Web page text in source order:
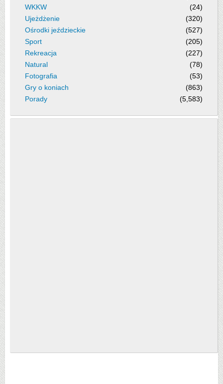
WKKW
(24)
Ujeżdżenie
(320)
Ośrodki jeździeckie
(527)
Sport
(205)
Rekreacja
(227)
Natural
(78)
Fotografia
(53)
Gry o koniach
(863)
Porady
(5,583)